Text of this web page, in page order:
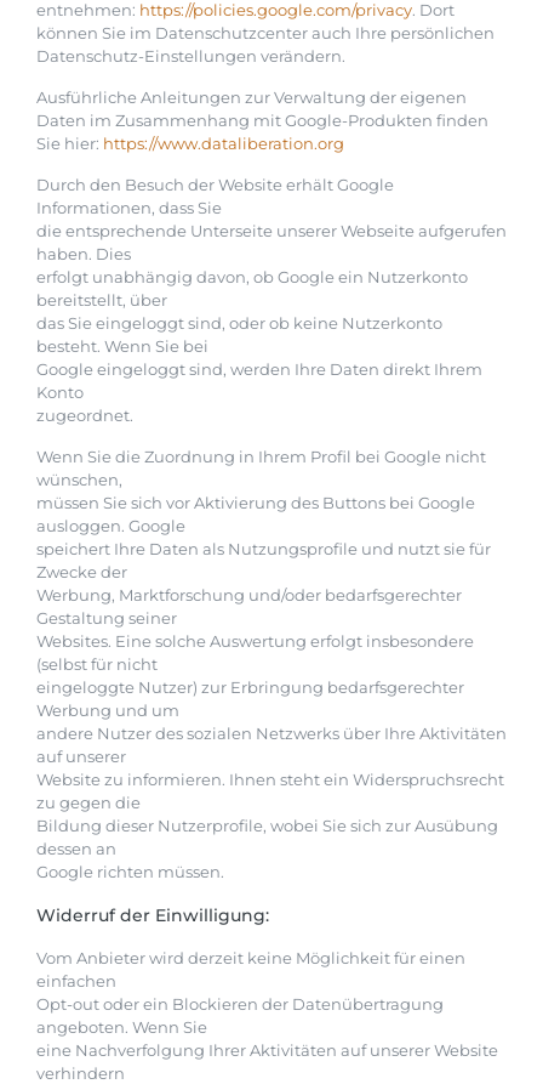
entnehmen: https://policies.google.com/privacy. Dort
können Sie im Datenschutzcenter auch Ihre persönlichen
Datenschutz-Einstellungen verändern.
Ausführliche Anleitungen zur Verwaltung der eigenen
Daten im Zusammenhang mit Google-Produkten finden
Sie hier: https://www.dataliberation.org
Durch den Besuch der Website erhält Google
Informationen, dass Sie
die entsprechende Unterseite unserer Webseite aufgerufen
haben. Dies
erfolgt unabhängig davon, ob Google ein Nutzerkonto
bereitstellt, über
das Sie eingeloggt sind, oder ob keine Nutzerkonto
besteht. Wenn Sie bei
Google eingeloggt sind, werden Ihre Daten direkt Ihrem
Konto
zugeordnet.
Wenn Sie die Zuordnung in Ihrem Profil bei Google nicht
wünschen,
müssen Sie sich vor Aktivierung des Buttons bei Google
ausloggen. Google
speichert Ihre Daten als Nutzungsprofile und nutzt sie für
Zwecke der
Werbung, Marktforschung und/oder bedarfsgerechter
Gestaltung seiner
Websites. Eine solche Auswertung erfolgt insbesondere
(selbst für nicht
eingeloggte Nutzer) zur Erbringung bedarfsgerechter
Werbung und um
andere Nutzer des sozialen Netzwerks über Ihre Aktivitäten
auf unserer
Website zu informieren. Ihnen steht ein Widerspruchsrecht
zu gegen die
Bildung dieser Nutzerprofile, wobei Sie sich zur Ausübung
dessen an
Google richten müssen.
Widerruf der Einwilligung:
Vom Anbieter wird derzeit keine Möglichkeit für einen
einfachen
Opt-out oder ein Blockieren der Datenübertragung
angeboten. Wenn Sie
eine Nachverfolgung Ihrer Aktivitäten auf unserer Website
verhindern